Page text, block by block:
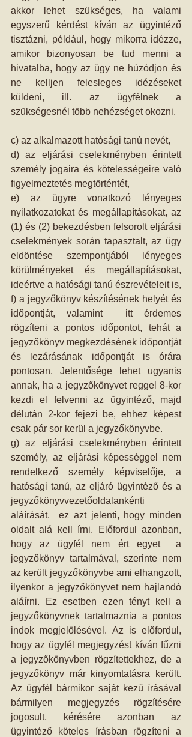
akkor lehet szükséges, ha valami
egyszerű kérdést kíván az ügyintéző
tisztázni, például, hogy mikorra idézze,
amikor bizonyosan be tud menni a
hivatalba, hogy az ügy ne húzódjon és
ne kelljen felesleges idézéseket
küldeni, ill. az ügyfélnek a
szükségesnél több nehézséget okozni.
c) az alkalmazott hatósági tanú nevét,
d) az eljárási cselekményben érintett
személy jogaira és kötelességeire való
figyelmeztetés megtörténtét,
e) az ügyre vonatkozó lényeges
nyilatkozatokat és megállapításokat, az
(1) és (2) bekezdésben felsorolt eljárási
cselekmények során tapasztalt, az ügy
eldöntése szempontjából lényeges
körülményeket és megállapításokat,
f) a jegyzőkönyv készítésének helyét és
időpontját, valamint  itt érdemes
rögzíteni a pontos időpontot, tehát a
jegyzőkönyv megkezdésének időpontját
és lezárásának időpontját is órára
pontosan. Jelentősége lehet ugyanis
annak, ha a jegyzőkönyvet reggel 8-kor
kezdi el felvenni az ügyintéző, majd
délután 2-kor fejezi be, ehhez képest
csak pár sor kerül a jegyzőkönyvbe.
g) az eljárási cselekményben érintett
személy, az eljárási képességgel nem
rendelkező személy képviselője, a
hatósági tanú, az eljáró ügyintéző és a
jegyzőkönyvvezetőoldalankénti
aláírását.  ez azt jelenti, hogy minden
oldalt alá kell írni. Előfordul azonban,
hogy az ügyfél nem ért egyet  a
jegyzőkönyv tartalmával, szerinte nem
az került jegyzőkönyvbe ami elhangzott,
ilyenkor a jegyzőkönyvet nem hajlandó
aláírni. Ez esetben ezen tényt kell a
jegyzőkönyvnek tartalmaznia a pontos
indok megjelölésével. Az is előfordul,
hogy az ügyfél megjegyzést kíván fűzni
a jegyzőkönyvben rögzítettekhez, de a
jegyzőkönyv már kinyomtatásra került.
Az ügyfél bármikor saját kezű írásával
bármilyen megjegyzés rögzítésére
jogosult, kérésére azonban az
ügyintéző köteles írásban rögzíteni a